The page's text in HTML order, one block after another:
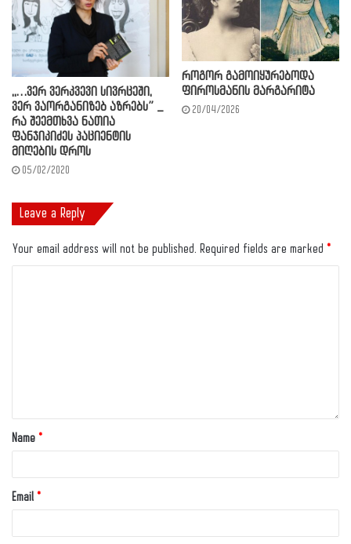
,,…ვერ ვერკვევი სივრცეში,
ვერ ვაორგანიზებ აზრებს” _
რა შეემთხვა ნათია
ფანჯიკიძეს პაციენტის
მიღების დროს
05/02/2020
როგორ გამოიყურებოდა
ფიროსმანის მარგარიტა
20/04/2026
Leave a Reply
Your email address will not be published. Required fields are marked *
Name *
Email *